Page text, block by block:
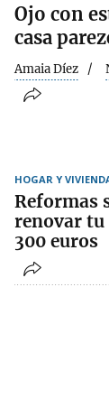
Ojo con
casa
Amaia Díez
HOGAR Y
Reformas
renovar tu
300 euros